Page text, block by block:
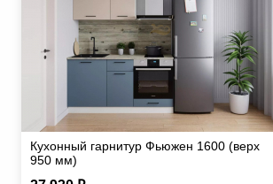
Кухонный гарнитур Фьюжен 1600 (верх
950 мм)